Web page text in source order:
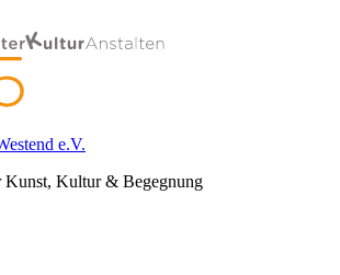
e.V.
Kunst, Kultur & Begegnung